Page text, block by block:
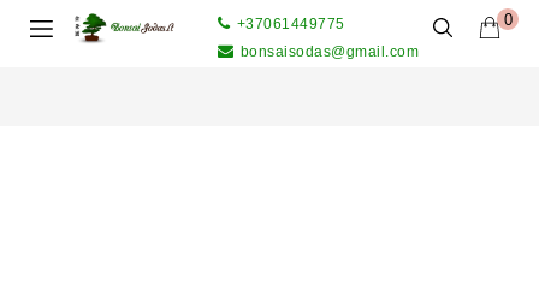
0
+37061449775
bonsaisodas@gmail.com